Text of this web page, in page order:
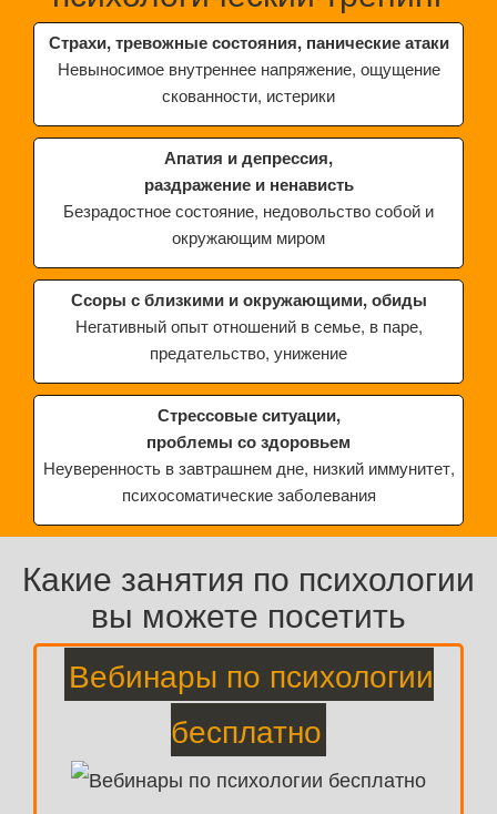
Страхи, тревожные состояния, панические атаки
Невыносимое внутреннее напряжение, ощущение
скованности, истерики
Апатия и депрессия,
раздражение и ненависть
Безрадостное состояние, недовольство собой и
окружающим миром
Ссоры с близкими и окружающими, обиды
Негативный опыт отношений в семье, в паре,
предательство, унижение
Стрессовые ситуации,
проблемы со здоровьем
Неуверенность в завтрашнем дне, низкий иммунитет,
психосоматические заболевания
Какие занятия по психологии
вы можете посетить
Вебинары по психологии
бесплатно